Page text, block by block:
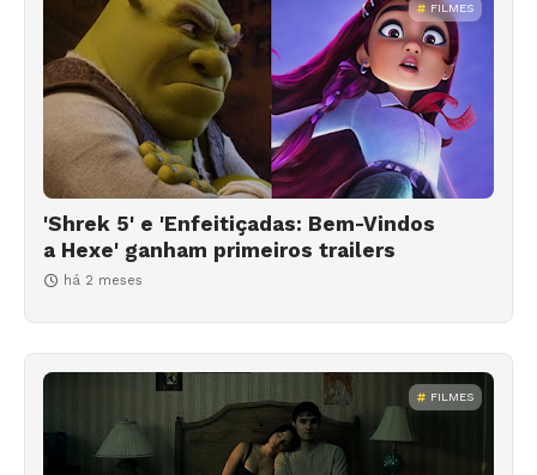
FILMES
'Shrek 5' e 'Enfeitiçadas: Bem-Vindos
a Hexe' ganham primeiros trailers
há 2 meses
FILMES